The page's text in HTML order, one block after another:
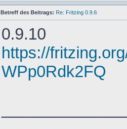
Betreff des Beitrags: Re: Fritzing 0.9.6
0.9.10
https://
WPp0Rdk2FQ